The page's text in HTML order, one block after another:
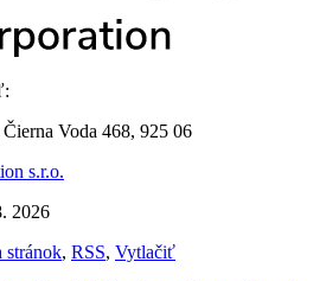
Voda 468, 925 06
s.r.o.
2026
stránok, RSS, Vytlačiť